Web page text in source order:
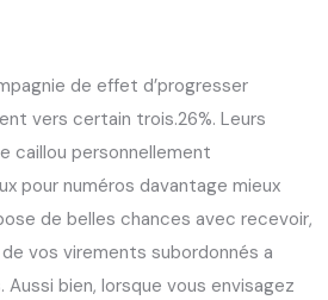
de effet d’progresser
vers certain trois.26%. Leurs
caillou personnellement
pour numéros davantage mieux
de belles chances avec recevoir,
vos virements subordonnés a
Aussi bien, lorsque vous envisagez